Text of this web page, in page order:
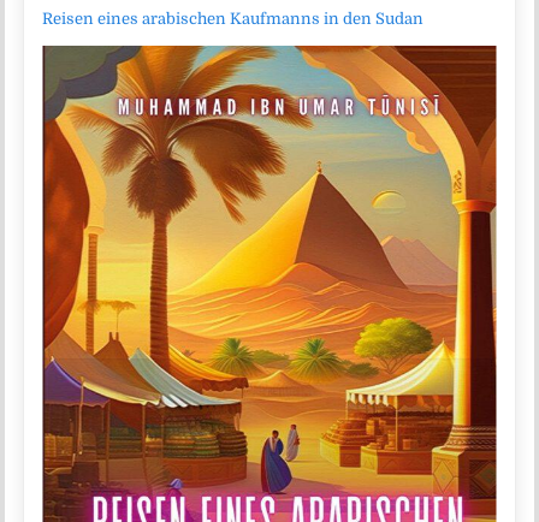
Reisen eines arabischen Kaufmanns in den Sudan